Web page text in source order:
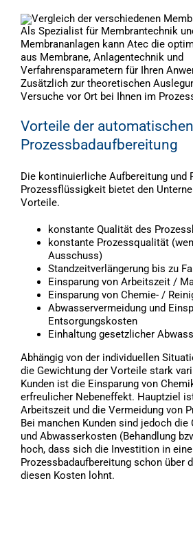
Als Spezialist für Membrantechnik
Membrananlagen kann Atec die
aus Membrane, Anlagentechnik und
Verfahrensparametern für Ihren
Zusätzlich zur theoretischen
Versuche vor Ort bei Ihnen im
Vorteile der automatischen
Prozessbadaufbereitung
Die kontinuierliche Aufbereitung und
Prozessflüssigkeit bietet den
Vorteile.
konstante Qualität des
konstante Prozessqualität
Ausschuss)
Standzeitverlängerung bis zu
Einsparung von Arbeitszeit /
Einsparung von Chemie- /
Abwasservermeidung und
Entsorgungskosten
Einhaltung gesetzlicher
Abhängig von der individuellen
die Gewichtung der Vorteile stark
Kunden ist die Einsparung von
erfreulicher Nebeneffekt. Hauptziel
Arbeitszeit und die Vermeidung von
Bei manchen Kunden sind jedoch die
und Abwasserkosten (Behandlung
hoch, dass sich die Investition in
Prozessbadaufbereitung schon über
diesen Kosten lohnt.